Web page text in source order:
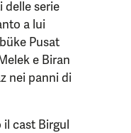
delle serie
a lui
Pusat
e Biran
nei panni di
cast Birgul